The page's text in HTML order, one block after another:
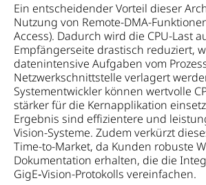
Ein entscheidender Vorteil dieser
Nutzung von Remote-DMA-
Access). Dadurch wird die CPU-Last
Empfängerseite drastisch reduziert,
datenintensive Aufgaben vom
Netzwerkschnittstelle verlagert
Systementwickler können wertvolle
stärker für die Kernapplikation
Ergebnis sind effizientere und
Vision-Systeme. Zudem verkürzt
Time-to-Market, da Kunden robuste
Dokumentation erhalten, die die
GigE‑Vision-Protokolls vereinfachen.